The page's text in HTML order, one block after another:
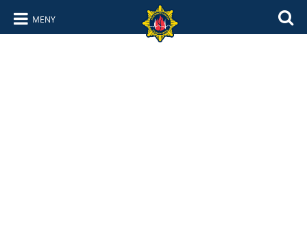
MENY
Hoppa till innehåll
Hoppa till navigering